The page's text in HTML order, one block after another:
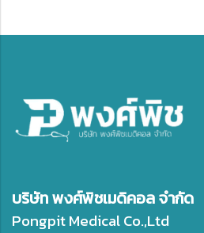
บริษัท พงศ์พิชเมดิคอล จำกัด
Pongpit Medical Co.,Ltd